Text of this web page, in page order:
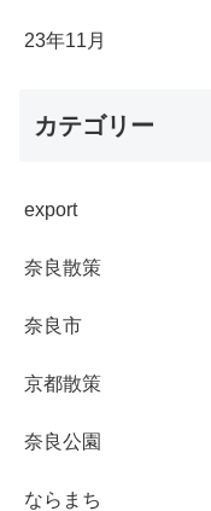
23年11月
カテゴリー
export
奈良散策
奈良市
京都散策
奈良公園
ならまち